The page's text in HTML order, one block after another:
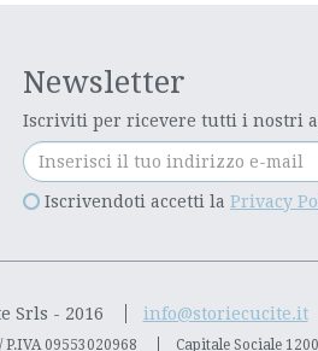
Newsletter
Iscriviti per ricevere tutti i nostri
Iscrivendoti accetti la Privacy
Srls - 2016 info@storiecucite.it
09553020968 Capitale Sociale